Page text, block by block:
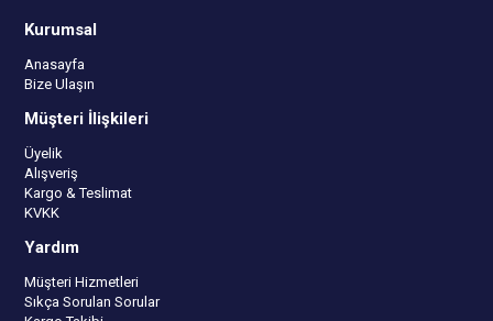
Kurumsal
Anasayfa
Bize Ulaşın
Müşteri İlişkileri
Üyelik
Alışveriş
Kargo & Teslimat
KVKK
Yardım
Müşteri Hizmetleri
Sıkça Sorulan Sorular